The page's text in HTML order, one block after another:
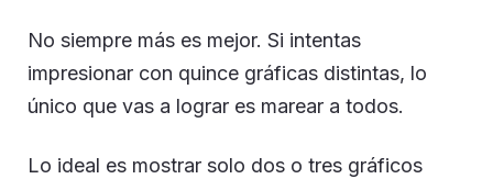
No siempre más es mejor. Si intentas
impresionar con quince gráficas distintas, lo
único que vas a lograr es marear a todos.
Lo ideal es mostrar solo dos o tres gráficos